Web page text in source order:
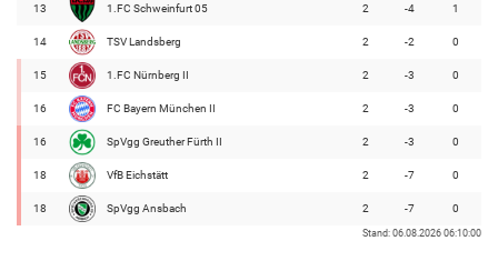
13 1.FC Schweinfurt 05 2 -4 1
14 TSV Landsberg 2 -2 0
15 1.FC Nürnberg II 2 -3 0
16 FC Bayern München II 2 -3 0
16 SpVgg Greuther Fürth II 2 -3 0
18 VfB Eichstätt 2 -7 0
18 SpVgg Ansbach 2 -7 0
Stand: 06.08.2026 06:10:00